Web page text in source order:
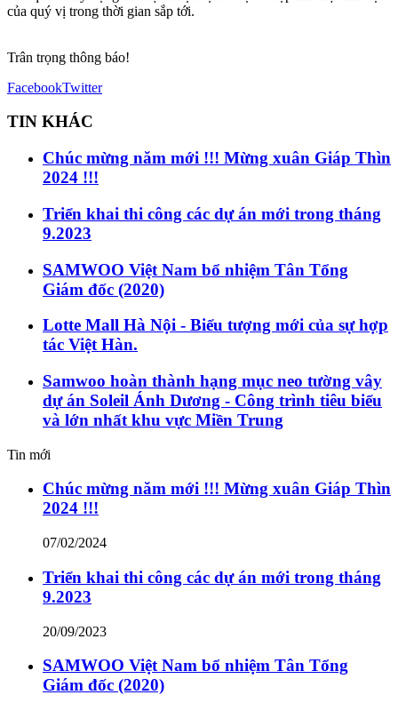
của quý vị trong thời gian sắp tới.
Trân trọng thông báo!
FacebookTwitter
TIN KHÁC
Chúc mừng năm mới !!! Mừng xuân Giáp Thìn
2024 !!!
Triển khai thi công các dự án mới trong tháng
9.2023
SAMWOO Việt Nam bổ nhiệm Tân Tổng
Giám đốc (2020)
Lotte Mall Hà Nội - Biểu tượng mới của sự hợp
tác Việt Hàn.
Samwoo hoàn thành hạng mục neo tường vây
dự án Soleil Ánh Dương - Công trình tiêu biểu
và lớn nhất khu vực Miền Trung
Tin mới
Chúc mừng năm mới !!! Mừng xuân Giáp Thìn
2024 !!!
07/02/2024
Triển khai thi công các dự án mới trong tháng
9.2023
20/09/2023
SAMWOO Việt Nam bổ nhiệm Tân Tổng
Giám đốc (2020)